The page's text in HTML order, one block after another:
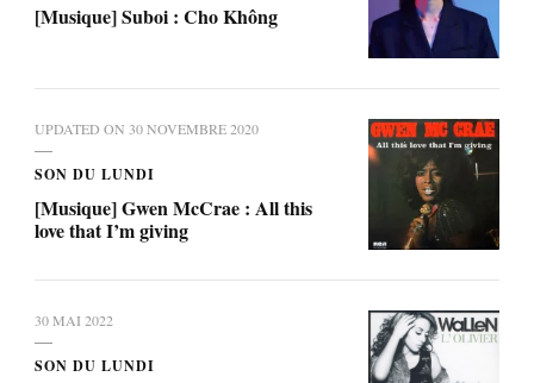
[Musique] Suboi : Cho Không
UPDATED ON 30 NOVEMBRE 2020
SON DU LUNDI
[Musique] Gwen McCrae : All this
love that I’m giving
30 MAI 2022
SON DU LUNDI